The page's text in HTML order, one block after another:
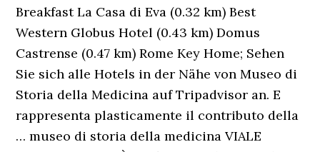
Breakfast La Casa di Eva (0.32 km) Best
Western Globus Hotel (0.43 km) Domus
Castrense (0.47 km) Rome Key Home; Sehen
Sie sich alle Hotels in der Nähe von Museo di
Storia della Medicina auf Tripadvisor an. E
rappresenta plasticamente il contributo della
… museo di storia della medicina VIALE